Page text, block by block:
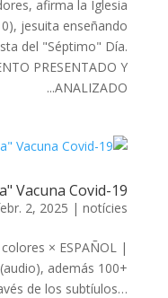
afirma la Iglesia
jesuita enseñando
del "Séptimo" Día.
PRESENTADO Y
ANALIZADO...
Vacuna Covid-19
2, 2025 |notícies
× ESPAÑOL |
además 100+
de los subtíulos…